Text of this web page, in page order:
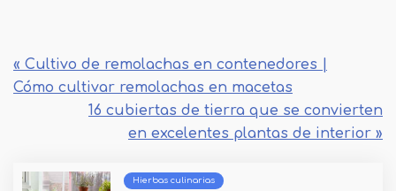
« Cultivo de remolachas en contenedores |
Cómo cultivar remolachas en macetas
16 cubiertas de tierra que se convierten
en excelentes plantas de interior »
Hierbas culinarias